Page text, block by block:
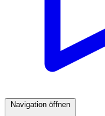
Navigation öffnen